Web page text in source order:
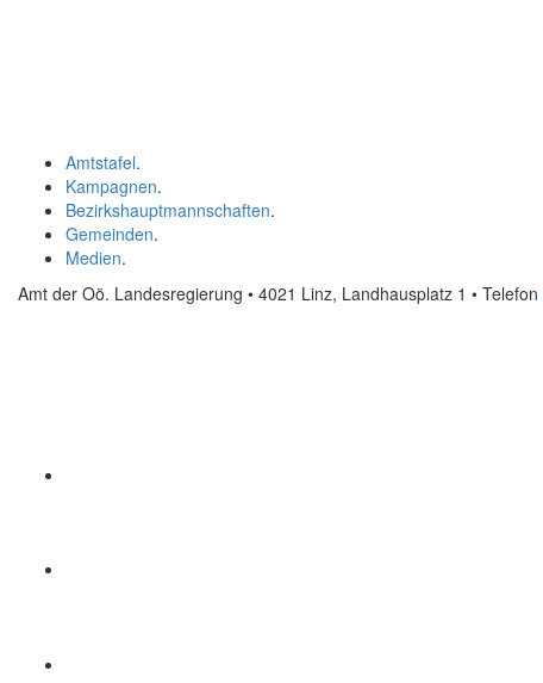
Amtstafel.
Kampagnen.
Bezirkshauptmannschaften.
Gemeinden.
Medien.
Amt der Oö. Landesregierung • 4021 Linz, Landhausplatz 1 • Telefon